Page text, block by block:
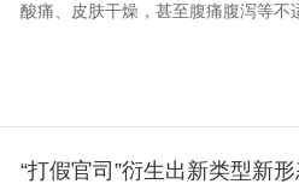
酸痛、皮肤干燥，甚至腹痛腹泻等不
“打假官司”衍生出新类型新